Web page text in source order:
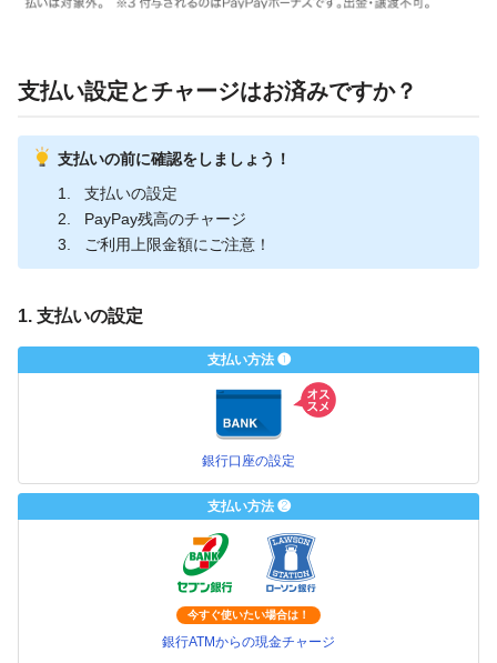
支払い設定とチャージはお済みですか？
支払いの前に確認をしましょう！
支払いの設定
PayPay残高のチャージ
ご利用上限金額にご注意！
1. 支払いの設定
支払い方法 ❶
銀行口座の設定
支払い方法 ❷
今すぐ使いたい場合は！
銀行ATMからの現金チャージ